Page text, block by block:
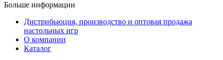
Больше информации
Дистрибьюция, производство и оптовая продажа
настольных игр
О компании
Каталог